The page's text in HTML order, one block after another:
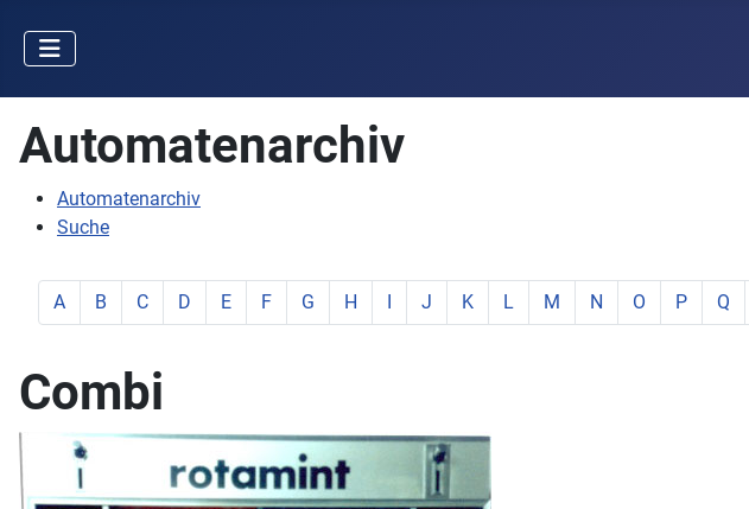
Automatenarchiv
Automatenarchiv
Suche
zeige Elemente mit Buchstabe:
A zeige Elemente mit Buchstabe:
B zeige Elemente mit Buchstabe:
C zeige Elemente mit Buchstabe:
D zeige Elemente mit Buchstabe:
E zeige Elemente mit Buchstabe:
F zeige Elemente mit Buchstabe:
G zeige Elemente mit Buchstabe:
H zeige Elemente mit Buchstabe:
I zeige Elemente mit Buchstabe:
J zeige Elemente mit Buchstabe:
K zeige Elemente mit Buchstabe:
L zeige Elemente mit
M zeige Elemente mit
N zeige
O zeige
P Q
Combi